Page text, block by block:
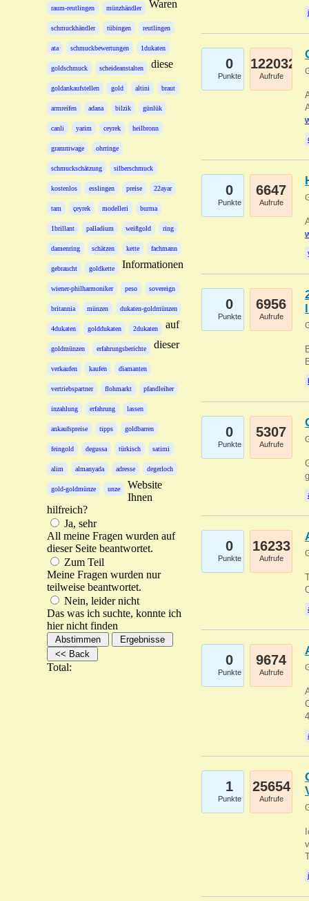
raum-reutlingen münzhändler
schmuckhändler tübingen reutlingen
ata schmuckbewertungen 1dukaten
goldschmuck scheideanstalten
goldankaufstellen gold altini braut
armreifen adana bilzik günlük
canli yarim ceyrek heilbronn
grammwage ohrringe
schmuckschätzung silberschmuck
kostenlos esslingen preise 22ayar
tam çeyrek modelleri burma
1brillant palladium weißgold ring
damenring schätzen kette fachmann
gebraucht goldkette
wiener-philharmoniker peso sovereign
britannia münzen dukaten-goldmünzen
4dukaten golddukaten 2dukaten
goldmünzen erfahrungsberichte
verkaufen kaufen diamanten
vertriebspartner flohmarkt pfandleiher
inzahlung erfahrung lassen
ankaufspreise tipps goldbarren
feingold degussa türkisch satimi
alim almanyada adresse degerloch
gold-goldmünze unze
Waren
diese
Informationen
auf
dieser
Website
Ihnen
hilfreich?
Ja, sehr
All meine Fragen wurden auf
dieser Seite beantwortet.
Zum Teil
Meine Fragen wurden nur
teilweise beantwortet.
Nein, leider nicht
Das was ich suchte, konnte ich
hier nicht finden
Total:
0
Punkte
122032
Aufrufe
0
Punkte
6647
Aufrufe
0
Punkte
6956
Aufrufe
0
Punkte
5307
Aufrufe
0
Punkte
16233
Aufrufe
0
Punkte
9674
Aufrufe
1
Punkte
25654
Aufrufe